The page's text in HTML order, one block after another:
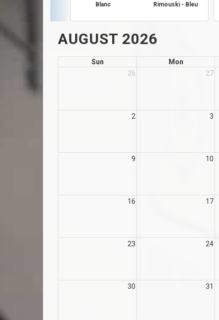
Blanc
Rimouski - Bleu
AUGUST 2026
Sun Mon
26
27
2 3
9 10
16 17
23 24
30 31